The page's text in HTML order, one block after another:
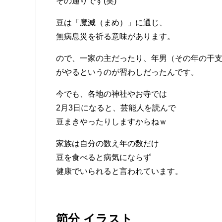
豆は「魔滅（まめ）」に通じ、
無病息災を祈る意味があります。
ので、一家の主だったり、年男（その年の干
がやるというのが習わしだったんです。
今でも、各地の神社やお寺では
2月3日になると、芸能人を読んで
豆まきやったりしますからねｗ
家族は自分の数え年の数だけ
豆を食べると病気にならず
健康でいられると言われています。
節分 イラスト